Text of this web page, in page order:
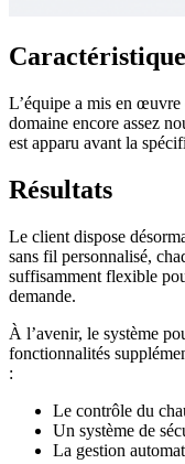
L’équipe a mis en
domaine encore assez
est apparu avant la
Résultats
Le client dispose
sans fil personnalisé,
suffisamment flexible
demande.
À l’avenir, le système
fonctionnalités
:
Le contrôle du
Un système de
La gestion